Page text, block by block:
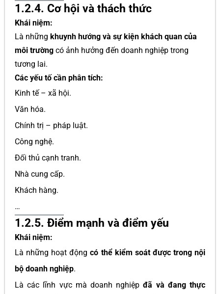
1.2.4. Cơ hội và thách thức
Khái niệm:
Là những khuynh hướng và sự kiện khách quan của
môi trường có ảnh hưởng đến doanh nghiệp trong
tương lai.
Các yếu tố cần phân tích:
Kinh tế – xã hội.
Văn hóa.
Chính trị – pháp luật.
Công nghệ.
Đối thủ cạnh tranh.
Nhà cung cấp.
Khách hàng.
…
1.2.5. Điểm mạnh và điểm yếu
Khái niệm:
Là những hoạt độngcó thể kiểm soát được trong nội
bộ doanh nghiệp.
Là các lĩnh vực mà doanh nghiệpđã và đang thực